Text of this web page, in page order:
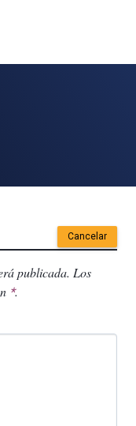
Cancelar
publicada. Los
*.